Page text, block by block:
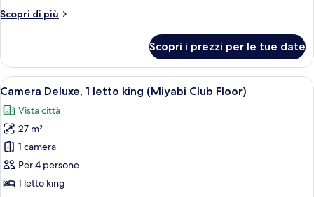
Floor)
Scopri di più
Altri
familiare
(Miyabi
Club
Scopri i prezzi per le tue date
Apri
tutte
le
foto
per
Camera
Deluxe,
Una camera d'albergo moderna con
29
Camera Deluxe, 1 letto king (Miyabi Club Floor)
Vista città
27 m²
1 camera
Per 4 persone
1 letto king